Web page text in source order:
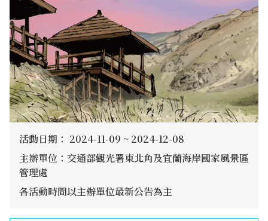
活動日期： 2024-11-09 ~ 2024-12-08
主辦單位：交通部觀光署東北角及宜蘭海岸國家風景區
管理處
各活動時間以主辦單位最新公告為主